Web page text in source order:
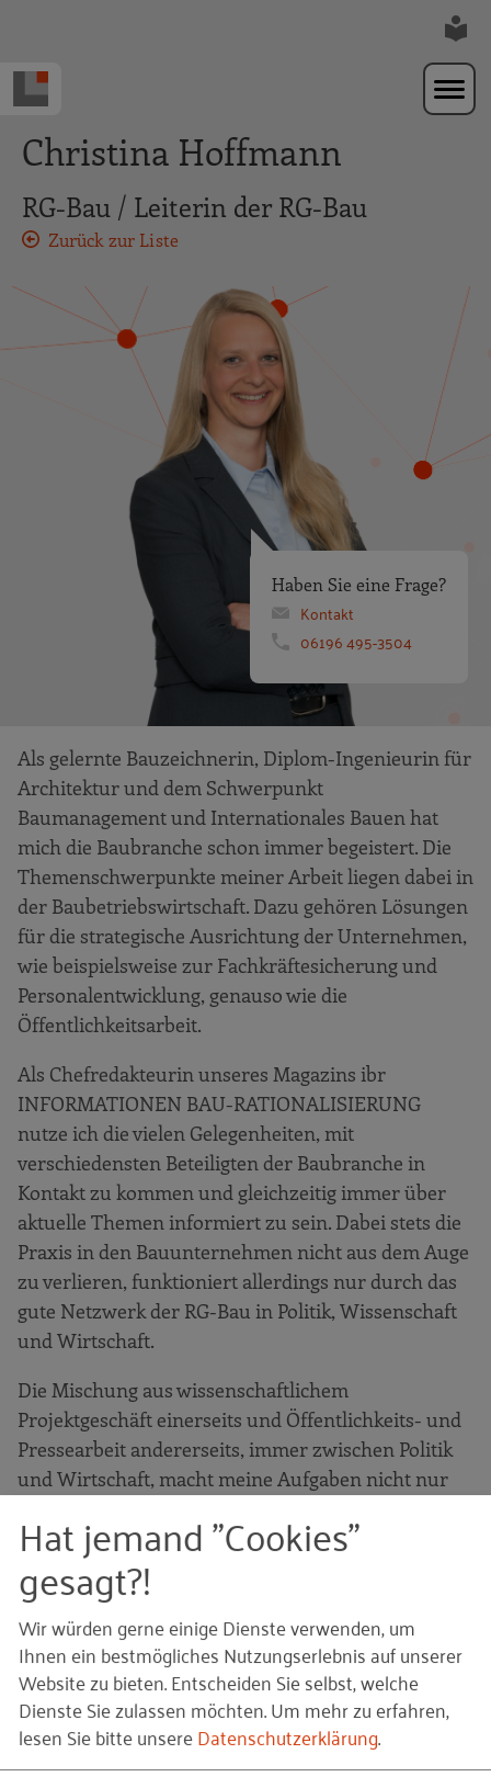
Christina Hoffmann
RG-Bau / Leiterin der RG-Bau
Zurück zur Liste
Haben Sie eine Frage?
Kontakt
06196 495-3504
Als gelernte Bauzeichnerin, Diplom-Ingenieurin für
Architektur und dem Schwerpunkt
Baumanagement und Internationales Bauen hat
mich die Baubranche schon immer begeistert. Die
Themenschwerpunkte meiner Arbeit liegen dabei in
der Baubetriebswirtschaft. Dazu gehören Lösungen
für die strategische Ausrichtung der Unternehmen,
wie beispielsweise zur Fachkräftesicherung und
Personalentwicklung, genauso wie die
Öffentlichkeitsarbeit.
Als Chefredakteurin unseres Magazins ibr
INFORMATIONEN BAU-RATIONALISIERUNG
nutze ich die vielen Gelegenheiten, mit
verschiedensten Beteiligten der Baubranche in
Kontakt zu kommen und gleichzeitig immer über
aktuelle Themen informiert zu sein. Dabei stets die
Praxis in den Bauunternehmen nicht aus dem Auge
zu verlieren, funktioniert allerdings nur durch das
gute Netzwerk der RG-Bau in Politik, Wissenschaft
und Wirtschaft.
Die Mischung aus wissenschaftlichem
Projektgeschäft einerseits und Öffentlichkeits- und
Pressearbeit andererseits, immer zwischen Politik
und Wirtschaft, macht meine Aufgaben nicht nur
der ich mich gerne jeden Tag wieder stelle.
Kontakt
ANREDE
VORNAME
Hat jemand "Cookies"
gesagt?!
Wir würden gerne einige Dienste verwenden, um
Ihnen ein bestmögliches Nutzungserlebnis auf unserer
Website zu bieten. Entscheiden Sie selbst, welche
Dienste Sie zulassen möchten.Um mehr zu erfahren,
lesen Sie bitte unsereDatenschutzerklärung.